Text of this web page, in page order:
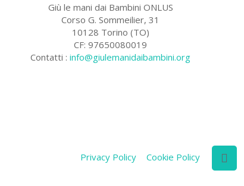
Giù le mani dai Bambini ONLUS
Corso G. Sommeilier, 31
10128 Torino (TO)
CF: 97650080019
Contatti :info@giulemanidaibambini.org
Privacy Policy Cookie Policy